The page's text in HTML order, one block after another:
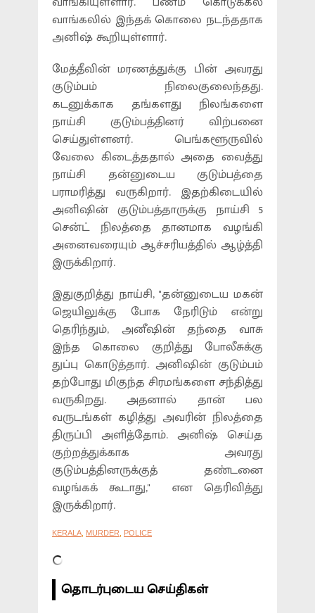
வாங்கலில் இந்தக் கொலை நடந்ததாக
அனிஷ் கூறியுள்ளார்.
மேத்தீவின் மரணத்துக்கு பின் அவரது
குடும்பம் நிலைகுலைந்தது.
கடனுக்காக தங்களது நிலங்களை
நாய்சி குடும்பத்தினர் விற்பனை
செய்துள்ளனர். பெங்களூருவில்
வேலை கிடைத்ததால் அதை வைத்து
நாய்சி தன்னுடைய குடும்பத்தை
பராமரித்து வருகிறார். இதற்கிடையில்
அனிஷின் குடும்பத்தாருக்கு நாய்சி 5
சென்ட் நிலத்தை தானமாக வழங்கி
அனைவரையும் ஆச்சரியத்தில் ஆழ்த்தி
இருக்கிறார்.
இதுகுறித்து நாய்சி, ''தன்னுடைய மகன்
ஜெயிலுக்கு போக நேரிடும் என்று
தெரிந்தும், அனீஷின் தந்தை வாசு
இந்த கொலை குறித்து போலீசுக்கு
துப்பு கொடுத்தார். அனிஷின் குடும்பம்
தற்போது மிகுந்த சிரமங்களை சந்தித்து
வருகிறது. அதனால் தான் பல
வருடங்கள் கழித்து அவரின் நிலத்தை
திருப்பி அளித்தோம். அனிஷ் செய்த
குற்றத்துக்காக அவரது
குடும்பத்தினருக்குத் தண்டனை
வழங்கக் கூடாது,'' என தெரிவித்து
இருக்கிறார்.
KERALA, MURDER, POLICE
தொடர்புடைய செய்திகள்